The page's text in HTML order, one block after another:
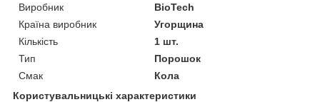
Виробник
BioTech
Країна виробник
Угорщина
Кількість
1 шт.
Тип
Порошок
Смак
Кола
Користувальницькі характеристики